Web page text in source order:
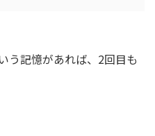
う記憶があれば、2回目も